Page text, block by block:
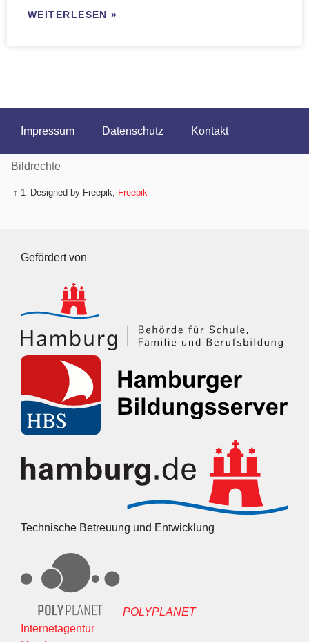
WEITERLESEN »
Impressum Datenschutz Kontakt
Bildrechte
↑ 1 Designed by Freepik, Freepik
Gefördert von
Technische Betreuung und Entwicklung
POLYPLANET
Internetagentur